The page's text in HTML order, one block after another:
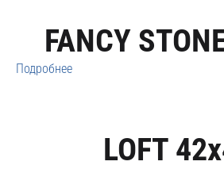
FANCY
Подробнее
LOFT